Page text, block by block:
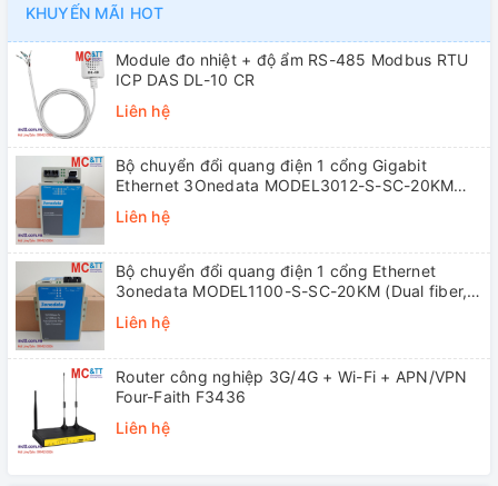
KHUYẾN MÃI HOT
Module đo nhiệt + độ ẩm RS-485 Modbus RTU
ICP DAS DL-10 CR
Liên hệ
Bộ chuyển đổi quang điện 1 cổng Gigabit
Ethernet 3Onedata MODEL3012-S-SC-20KM
(Dual fiber, Single-mode, SC, 20KM)
Liên hệ
Bộ chuyển đổi quang điện 1 cổng Ethernet
3onedata MODEL1100-S-SC-20KM (Dual fiber,
Single-mode, SC, 20KM)
Liên hệ
Router công nghiệp 3G/4G + Wi-Fi + APN/VPN
Four-Faith F3436
Liên hệ